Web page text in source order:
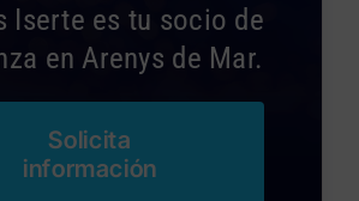
Iserte es tu socio de
en Arenys de Mar.
Solicita
información